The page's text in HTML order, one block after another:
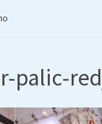
palic-